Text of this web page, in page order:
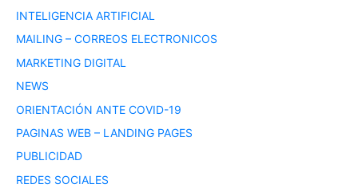
INTELIGENCIA ARTIFICIAL
MAILING – CORREOS ELECTRONICOS
MARKETING DIGITAL
NEWS
ORIENTACIÓN ANTE COVID-19
PAGINAS WEB – LANDING PAGES
PUBLICIDAD
REDES SOCIALES